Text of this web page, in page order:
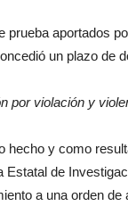
prueba aportados
un plazo de
por violación y
hecho y como
Estatal de
a una orden